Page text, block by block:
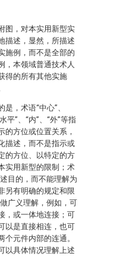
图，对本实用新型实
描述，显然，所描述
施例，而不是全部的
，本领域普通技术人
得的所有其他实施
，术语“中心”、
平”、“内”、“外”等指
的方位或位置关系，
描述，而不是指示或
的方位、以特定的方
实用新型的限制；术
目的，而不能理解为
另有明确的规定和限
做广义理解，例如，可
，或一体地连接；可
以是直接相连，也可
个元件内部的连通。
以具体情况理解上述